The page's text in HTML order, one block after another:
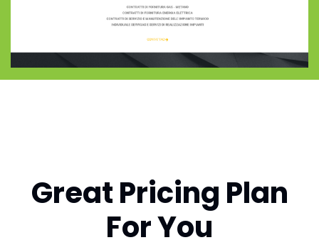
Great Pricing Plan
For You